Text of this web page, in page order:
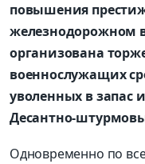
повышения
железнодорожном
организована
военнослужащих
уволенных в запас
Десантно-
Одновременно по